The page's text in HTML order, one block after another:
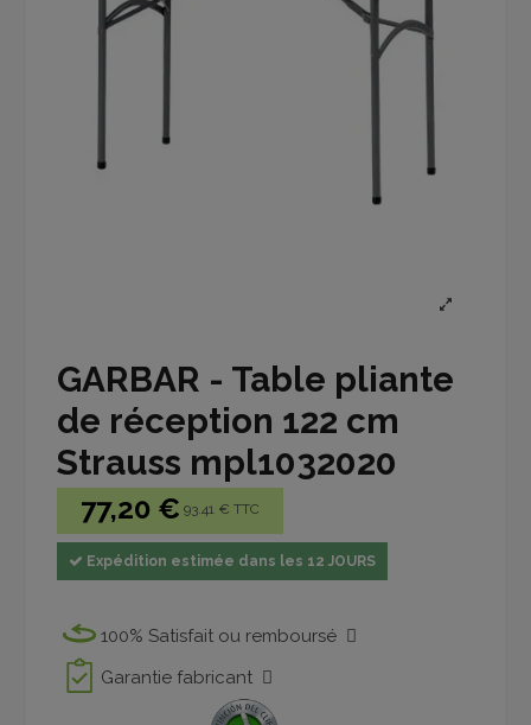
GARBAR - Table pliante
de réception 122 cm
Strauss mpl1032020
77,20 € 93.41 € TTC
Expédition estimée dans les 12 JOURS
100% Satisfait ou remboursé
Garantie fabricant